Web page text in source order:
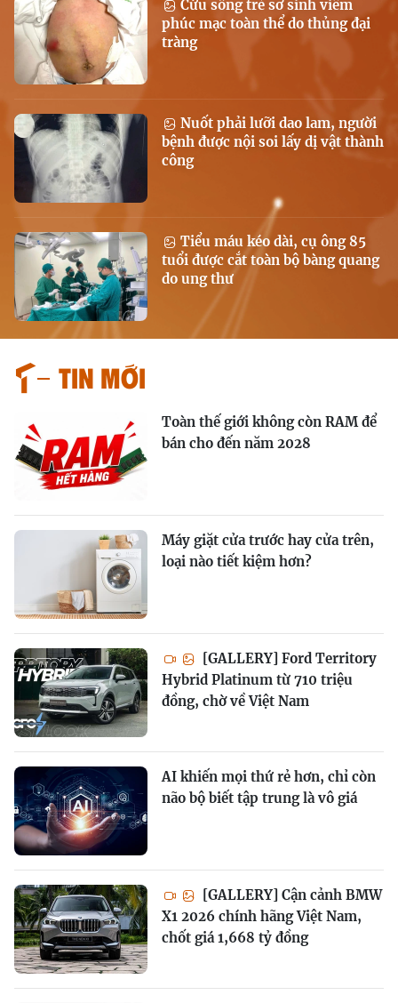
Cứu sống trẻ sơ sinh viêm
phúc mạc toàn thể do thủng đại
tràng
Nuốt phải lưỡi dao lam, người
bệnh được nội soi lấy dị vật thành
công
Tiểu máu kéo dài, cụ ông 85
tuổi được cắt toàn bộ bàng quang
do ung thư
Tin mới
Toàn thế giới không còn RAM để
bán cho đến năm 2028
Máy giặt cửa trước hay cửa trên,
loại nào tiết kiệm hơn?
[GALLERY] Ford Territory
Hybrid Platinum từ 710 triệu
đồng, chờ về Việt Nam
AI khiến mọi thứ rẻ hơn, chỉ còn
não bộ biết tập trung là vô giá
[GALLERY] Cận cảnh BMW
X1 2026 chính hãng Việt Nam,
chốt giá 1,668 tỷ đồng